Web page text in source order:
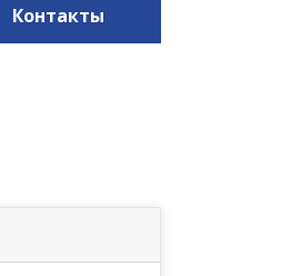
Контакты